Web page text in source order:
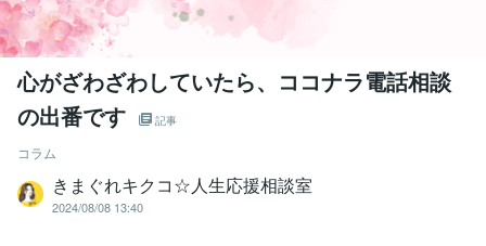
心がざわざわしていたら、ココナラ電話相談
の出番です
記事
コラム
きまぐれキクコ☆人生応援相談室
2024/08/08 13:40